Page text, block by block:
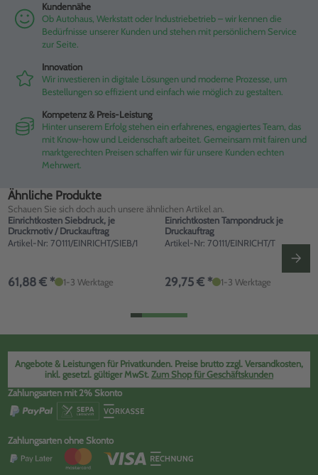
Kundennähe
Ob Autohaus, Werkstatt oder Industriebetrieb – wir kennen die
Bedürfnisse unserer Kunden und stehen mit persönlichem Service
zur Seite.
Innovation
Wir investieren in digitale Lösungen und moderne Prozesse, um
Bestellungen so effizient und einfach wie möglich zu gestalten.
Kompetenz & Preis-Leistung
Hinter unserem Erfolg stehen ein erfahrenes, engagiertes Team, das
mit Know-how und Leidenschaft arbeitet. Gemeinsam mit fairen und
marktgerechten Preisen schaffen wir für unsere Kunden echten
Mehrwert.
Ähnliche Produkte
Schauen Sie sich doch auch unsere ähnlichen Artikel an.
Einrichtkosten Siebdruck, je
Druckmotiv / Druckauftrag
Artikel-Nr: 70111/EINRICHT/SIEB/1
61,88 € * 1-3 Werktage
Einrichtkosten Tampondruck je
Druckauftrag
Artikel-Nr: 70111/EINRICHT/T
29,75 € * 1-3 Werktage
Angebote & Leistungen für Privatkunden. Preise brutto zzgl. Versandkosten,
inkl. gesetzl. gültiger MwSt. Zum Shop für Geschäftskunden
Zahlungsarten mit 2% Skonto
Zahlungsarten ohne Skonto